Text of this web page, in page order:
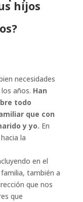
hijos
necesidades
años. Han
todo
que con
y yo. En
la
en el
también a
que nos
que